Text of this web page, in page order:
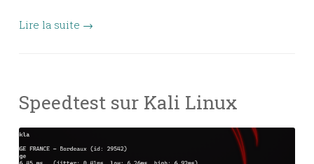
Lire la suite →
Speedtest sur Kali Linux